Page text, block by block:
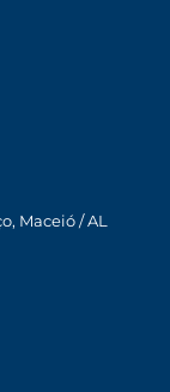
Maceió / AL